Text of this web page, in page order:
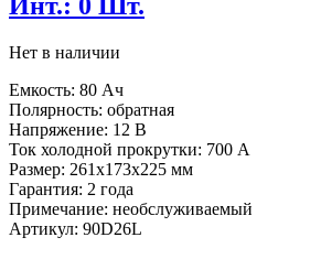
Нет в наличии
Емкость: 80 Ач
Полярность: обратная
Напряжение: 12 В
Ток холодной прокрутки: 700 А
Размер: 261x173x225 мм
Гарантия: 2 года
Примечание: необслуживаемый
Артикул: 90D26L